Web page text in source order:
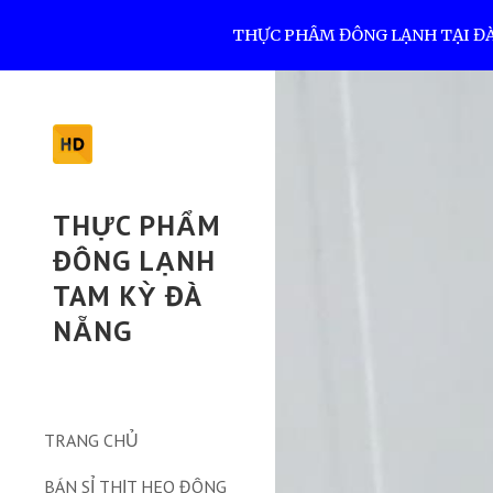
THỰC PHẨM ĐÔNG LẠNH TẠI
THỰC PHẨM
ĐÔNG LẠNH
TAM KỲ ĐÀ
NẴNG
TRANG CHỦ
BÁN SỈ THỊT HEO ĐÔNG